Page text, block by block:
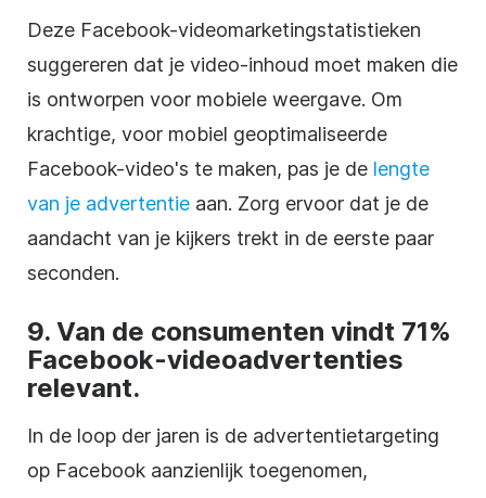
Deze Facebook-videomarketingstatistieken
suggereren dat je video-inhoud moet maken die
is ontworpen voor mobiele weergave. Om
krachtige, voor mobiel geoptimaliseerde
Facebook-video's te maken, pas je de lengte
van je advertentie aan. Zorg ervoor dat je de
aandacht van je kijkers trekt in de eerste paar
seconden.
9. Van de consumenten vindt 71%
Facebook-videoadvertenties
relevant.
In de loop der jaren is de advertentietargeting
op Facebook aanzienlijk toegenomen,